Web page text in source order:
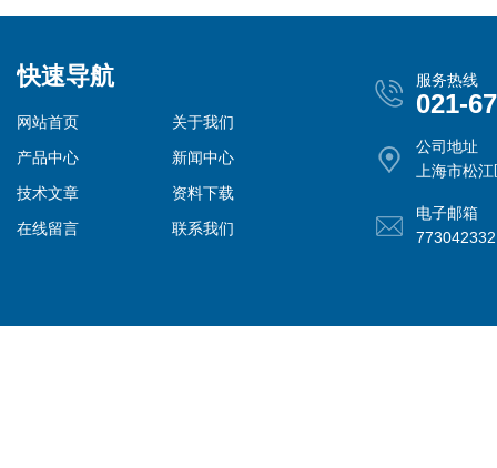
快速导航
网站首页
关于我们
产品中心
新闻中心
技术文章
资料下载
在线留言
联系我们
服务热线
021-
公司地址
上海市松
电子邮箱